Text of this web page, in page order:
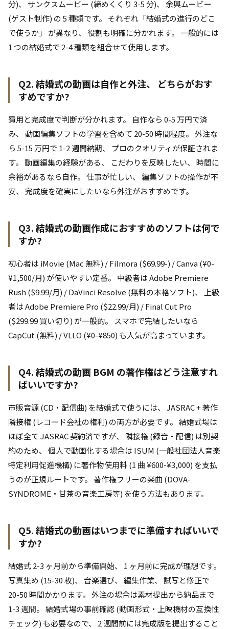
分)、 サンクスムービー (締めくくり 3-5 分)、 余興ムービー
(ゲスト制作) の 5 種類です。 それぞれ「結婚式の進行のどこ
で使うか」 が異なり、 役割も明確に分かれます。 一般的には
1 つの結婚式で 2-4 種類を組合せて使用します。
Q2. 結婚式の動画は自作と外注、 どちらがおす
すめですか?
費用と完成度で判断が分かれます。 自作なら 0-5 万円で済
み、 動画編集ソフトの学習を含めて 20-50 時間程度。 外注な
ら 5-15 万円で 1-2 週間納期、 プロのクオリティが保証されま
す。 動画編集の経験がある、 こだわりを反映したい、 時間に
余裕があるなら自作。 仕事が忙しい、 編集ソフトの操作が不
安、 完成度を確実にしたいなら外注がおすすめです。
Q3. 結婚式の動画作成におすすめのソフトは何で
すか?
初心者は iMovie (Mac 無料) / Filmora ($69.99-) / Canva (¥0-
¥1,500/月) が使いやすい定番。 中級者は Adobe Premiere
Rush ($9.99/月) / DaVinci Resolve (無料の本格ソフト)、 上級
者は Adobe Premiere Pro ($22.99/月) / Final Cut Pro
($299.99 買い切り) が一般的。 スマホで完結したいなら
CapCut (無料) / VLLO (¥0-¥850) も人気が高まっています。
Q4. 結婚式の動画 BGM の著作権はどう注意すれ
ばいいですか?
市販音源 (CD・配信曲) を結婚式で使うには、 JASRAC + 著作
隣接権 (レコード会社の権利) の両方が必要です。 結婚式場は
ほぼ全て JASRAC 契約済ですが、 隣接権 (録音・配信) は別契
約のため、 個人で動画化する場合は ISUM (一般社団法人音楽
特定利用促進機構) に著作物使用料 (1 曲 ¥600-¥3,000) を支払
うのが正規ルートです。 著作権フリーの楽曲 (DOVA-
SYNDROME・甘茶の音楽工房等) を使う方法もあります。
Q5. 結婚式の動画はいつまでに準備すればいいで
すか?
結婚式 2-3 ヶ月前から準備開始、 1 ヶ月前に完成が理想です。
写真集め (15-30 枚)、 音楽選び、 編集作業、 試写と修正で
20-50 時間かかります。 外注の場合は素材提出から納品まで
1-3 週間。 結婚式場の事前確認 (動画形式・上映機材の互換性
チェック) も必要なので、 2 週間前には完成版を提出すること